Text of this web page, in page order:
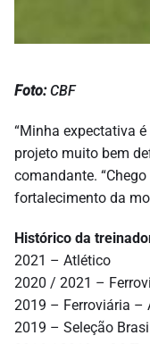
Foto:CBF
“Minha expectativa
projeto muito bem
comandante.
fortalecimento da
Histórico da
2021 – Atlético
2020 / 2021 –
2019 – Ferroviária –
2019 – Seleção